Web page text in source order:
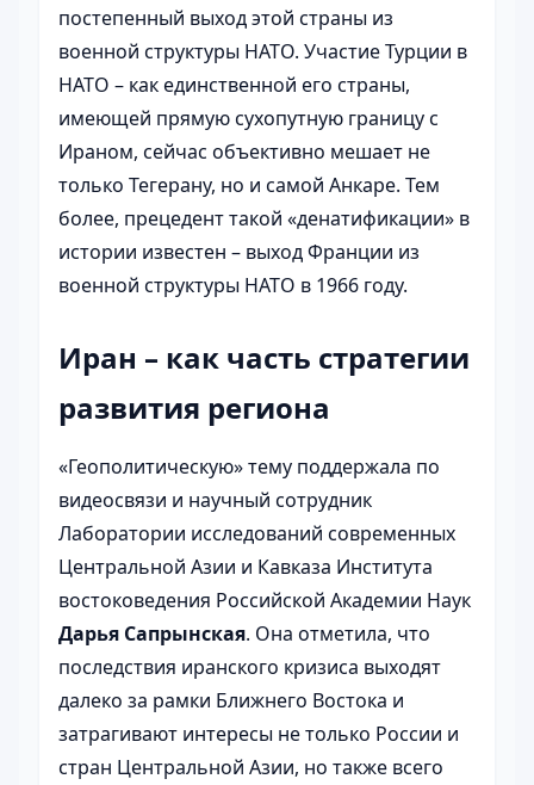
постепенный выход этой страны из
военной структуры НАТО. Участие Турции в
НАТО – как единственной его страны,
имеющей прямую сухопутную границу с
Ираном, сейчас объективно мешает не
только Тегерану, но и самой Анкаре. Тем
более, прецедент такой «денатификации» в
истории известен – выход Франции из
военной структуры НАТО в 1966 году.
Иран – как часть стратегии
развития региона
«Геополитическую» тему поддержала по
видеосвязи и научный сотрудник
Лаборатории исследований современных
Центральной Азии и Кавказа Института
востоковедения Российской Академии Наук
Дарья Сапрынская. Она отметила, что
последствия иранского кризиса выходят
далеко за рамки Ближнего Востока и
затрагивают интересы не только России и
стран Центральной Азии, но также всего